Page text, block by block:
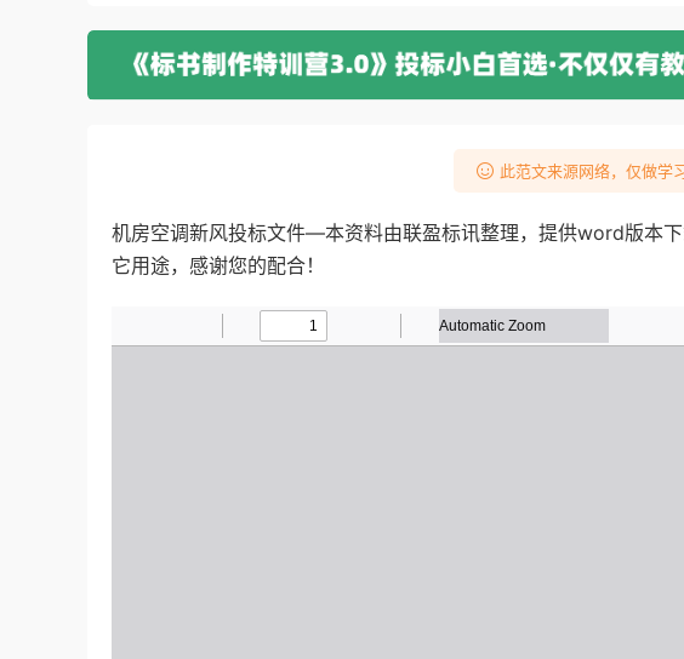
此范文来源网络，仅做学
机房空调新风投标文件—本资料由联盈标讯整理，提供word版本
它用途，感谢您的配合！